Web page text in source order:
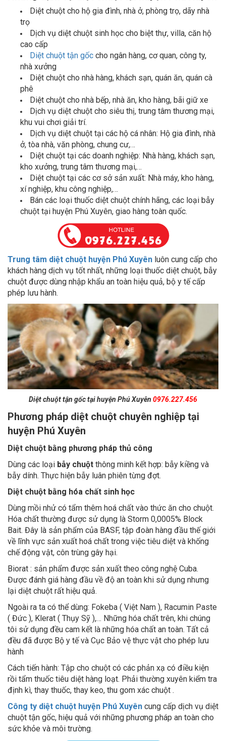
Diệt chuột cho hộ gia đình, nhà ở, phòng trọ, dãy nhà
Dịch vụ diệt chuột sinh học cho biệt thự, villa, căn hộ
cao cấp
Diệt chuột tận gốc
cho ngân hàng, cơ quan, công ty,
nhà xưởng
Diệt chuột cho nhà hàng, khách sạn, quán ăn, quán cà
phê
Diệt chuột cho nhà bếp, nhà ăn, kho hàng, bãi giữ xe
Dịch vụ diệt chuột cho siêu thị, trung tâm thương mại,
khu vui chơi giải trí.
Dịch vụ diệt chuột tại các hộ cá nhân: Hộ gia đình, nhà
ở, tòa nhà, văn phòng, chung cư,…
Diệt chuột tại các doanh nghiệp: Nhà hàng, khách sạn,
kho xưởng, trung tâm thương mại,…
Diệt chuột tại các cơ sở sản xuất: Nhà máy, kho hàng,
xí nghiệp, khu công nghiệp,…
Bán các loại thuốc diệt chuột chính hãng, các loại bẫy
chuột tại huyện Phú Xuyên, giao hàng toàn quốc.
Trung tâm diệt chuột huyện Phú Xuyên
luôn cung cấp cho
khách hàng dịch vụ tốt nhất, những loại thuốc diệt chuột, bẫy
chuột được dùng nhập khẩu an toàn hiệu quả, bộ y tế cấp
phép lưu hành.
Diệt chuột tận gốc tại huyện Phú Xuyên
Phương pháp diệt chuột chuyên nghiệp tại
huyện Phú Xuyên
Diệt chuột bằng phương pháp thủ công
Dùng các loại bẫy chuột
thông minh kết hợp: bẫy kiềng và
bẫy dính. Thực hiện bẫy luân phiên từng đợt.
Diệt chuột bằng hóa chất sinh học
Dùng mồi nhử có tẩm thêm hoá chất vào thức ăn cho chuột.
Hóa chất thường được sử dụng là Storm 0,0005% Block
Bait. Đây là sản phẩm của BASF, tập đoàn hàng đầu thế giới
về lĩnh vực sản xuất hoá chất trong việc tiêu diệt và khống
chế động vật, côn trùng gây hại.
Biorat : sản phẩm được sản xuất theo công nghệ Cuba.
Được đánh giá hàng đầu về độ an toàn khi sử dụng nhưng
lại diệt chuột rất hiệu quả.
Ngoài ra ta có thể dùng: Fokeba ( Việt Nam ), Racumin Paste
( Đức ), Klerat ( Thụy Sỹ ),… Những hóa chất trên, khi chúng
tôi sử dụng đều cam kết là những hóa chất an toàn. Tất cả
đều đã được Bộ y tế và Cục Bảo vệ thực vật cho phép lưu
hành
Cách tiến hành: Tập cho chuột có các phản xạ có điều kiện
rồi tẩm thuốc tiêu diệt hàng loạt. Phải thường xuyên kiểm tra
định kì, thay thuốc, thay keo, thu gom xác chuột .
Công ty diệt chuột huyện Phú Xuyên
cung cấp dịch vụ diệt
chuột tận gốc, hiệu quả với những phương pháp an toàn cho
sức khỏe và môi trường.